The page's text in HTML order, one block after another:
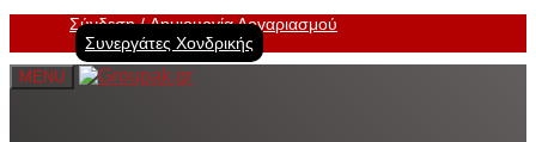
Σύνδεση
Δημιουργία Λογαριασμού
Συνεργάτες Χονδρικής
MENU